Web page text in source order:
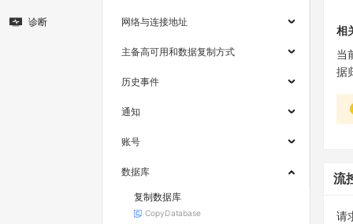
诊断 网络与连接地址
主备高可用和数据复制方式
历史事件
通知
账号
数据库
复制数据库
CopyDatabase
相
当
据
流
请